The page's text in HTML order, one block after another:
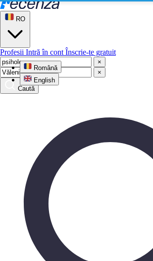
RO
Română
English
Profesii Intră în cont Înscrie-te gratuit
×
×
Caută